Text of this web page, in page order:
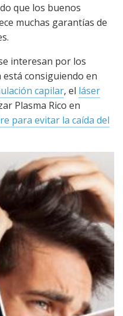
que los buenos
muchas garantías de
interesan por los
está consiguiendo en
capilar, el láser
Plasma Rico en
para evitar la caída del